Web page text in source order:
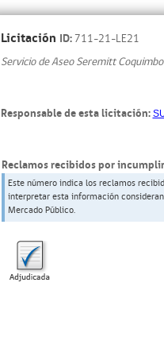
Licitación ID: 711-21-LE21
Servicio de Aseo Seremitt
Responsable de esta licitación:
Reclamos recibidos por
Este número indica los reclamos
interpretar esta información
Mercado Público.